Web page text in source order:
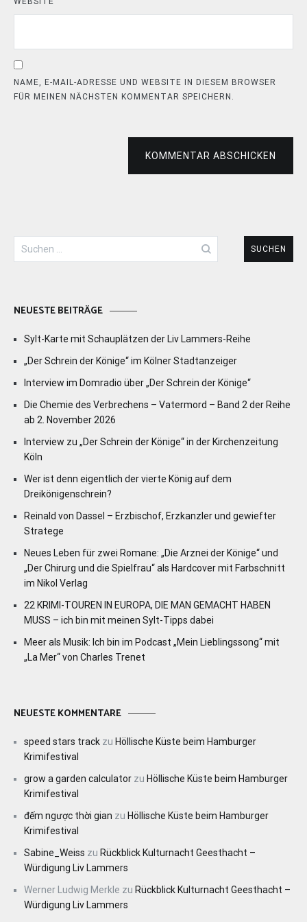
NAME, E-MAIL-ADRESSE UND WEBSITE IN DIESEM BROWSER
FÜR MEINEN NÄCHSTEN KOMMENTAR SPEICHERN.
KOMMENTAR ABSCHICKEN
Suchen
nach:
NEUESTE BEITRÄGE
Sylt-Karte mit Schauplätzen der Liv Lammers-Reihe
„Der Schrein der Könige“ im Kölner Stadtanzeiger
Interview im Domradio über „Der Schrein der Könige“
Die Chemie des Verbrechens – Vatermord – Band 2 der Reihe
ab 2. November 2026
Interview zu „Der Schrein der Könige“ in der Kirchenzeitung
Köln
Wer ist denn eigentlich der vierte König auf dem
Dreikönigenschrein?
Reinald von Dassel – Erzbischof, Erzkanzler und gewiefter
Stratege
Neues Leben für zwei Romane: „Die Arznei der Könige“ und
„Der Chirurg und die Spielfrau“ als Hardcover mit Farbschnitt
im Nikol Verlag
22 KRIMI-TOUREN IN EUROPA, DIE MAN GEMACHT HABEN
MUSS – ich bin mit meinen Sylt-Tipps dabei
Meer als Musik: Ich bin im Podcast „Mein Lieblingssong“ mit
„La Mer“ von Charles Trenet
NEUESTE KOMMENTARE
speed stars track zu Höllische Küste beim Hamburger
Krimifestival
grow a garden calculator zu Höllische Küste beim Hamburger
Krimifestival
đếm ngược thời gian zu Höllische Küste beim Hamburger
Krimifestival
Sabine_Weiss zu Rückblick Kulturnacht Geesthacht –
Würdigung Liv Lammers
Werner Ludwig Merkle zu Rückblick Kulturnacht Geesthacht –
Würdigung Liv Lammers